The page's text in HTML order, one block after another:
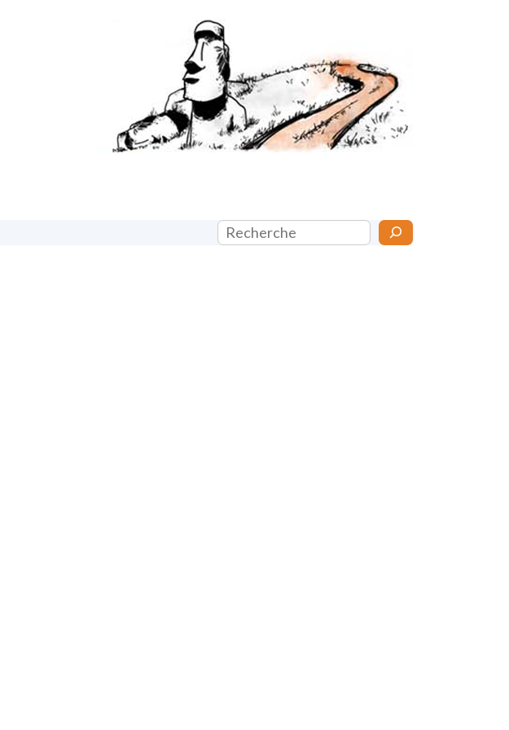
Rechercher